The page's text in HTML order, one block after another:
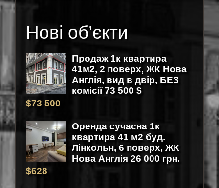
Нові об’єкти
Продаж 1к квартира
41м2, 2 поверх, ЖК Нова
Англія, вид в двір, БЕЗ
комісії 73 500 $
$73 500
Оренда сучасна 1к
квартира 41 м2 буд.
Лінкольн, 6 поверх, ЖК
Нова Англія 26 000 грн.
$628